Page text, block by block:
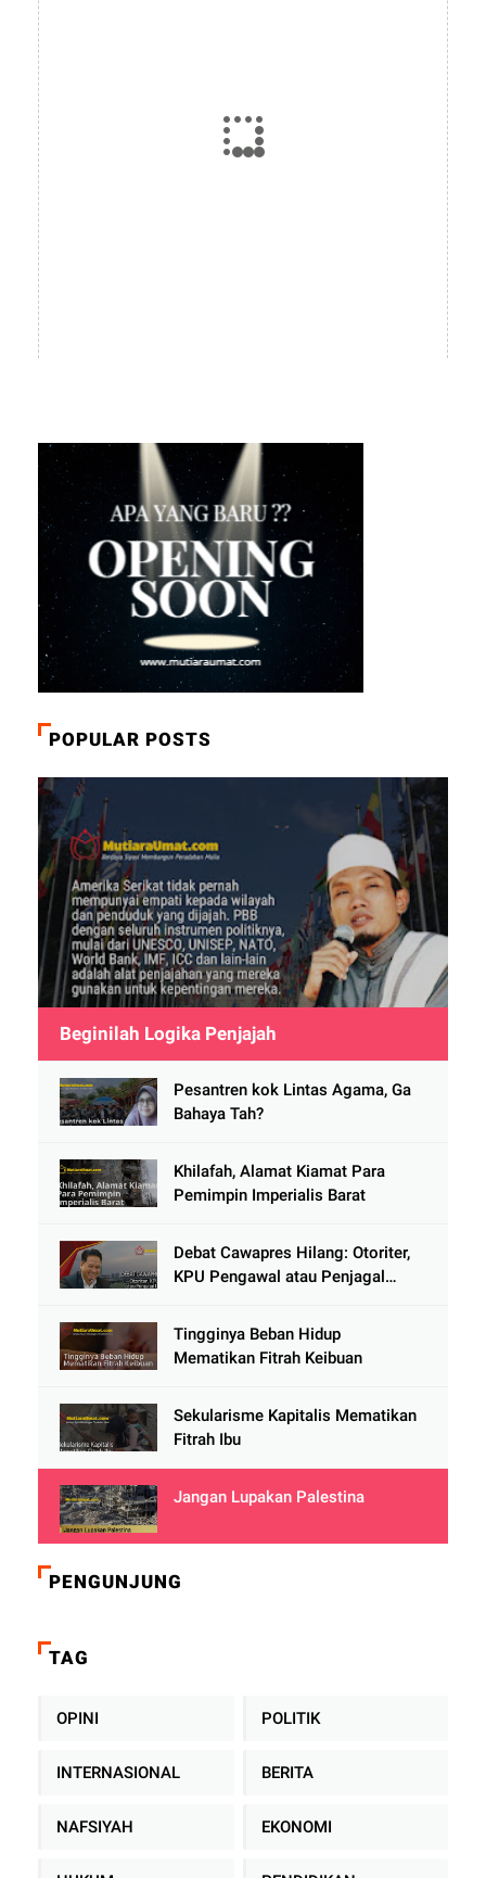
POPULAR POSTS
Beginilah Logika Penjajah
Pesantren kok Lintas Agama, Ga
Bahaya Tah?
Khilafah, Alamat Kiamat Para
Pemimpin Imperialis Barat
Debat Cawapres Hilang: Otoriter,
KPU Pengawal atau Penjagal
Tingginya Beban Hidup
Mematikan Fitrah Keibuan
Sekularisme Kapitalis Mematikan
Fitrah Ibu
Jangan Lupakan Palestina
PENGUNJUNG
TAG
OPINI POLITIK
INTERNASIONAL BERITA
NAFSIYAH EKONOMI